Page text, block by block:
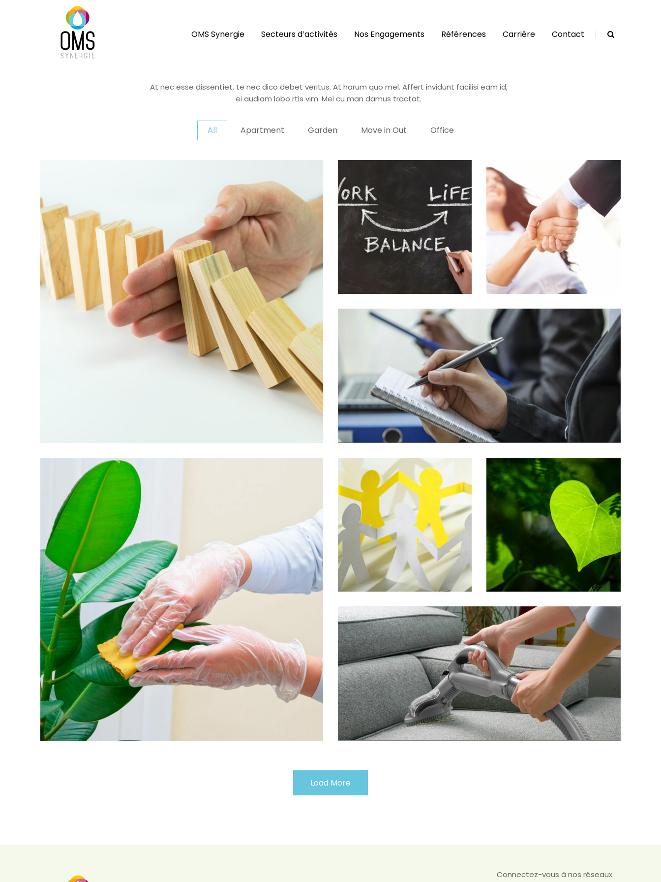
OMS Synergie Secteurs d’activités Nos Engagements Références Carrière Contact
At nec esse dissentiet, te nec dico debet veritus. At harum quo mel. Affert invidunt facilisi eam id,
ei audiam lobo rtis vim. Mei cu man damus tractat.
All Apartment Garden Move in Out Office
Load More
Connectez-vous à nos réseaux